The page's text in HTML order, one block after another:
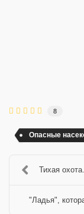
8
Опасные
Тихая
"Ладья",